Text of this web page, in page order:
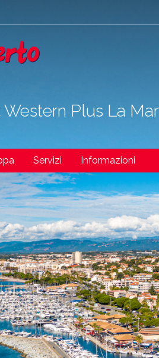
Plus La
Servizi Informazioni